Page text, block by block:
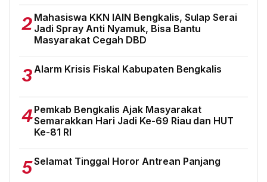
2 Mahasiswa KKN IAIN Bengkalis, Sulap Serai
Jadi Spray Anti Nyamuk, Bisa Bantu
Masyarakat Cegah DBD
3Alarm Krisis Fiskal Kabupaten Bengkalis
4Pemkab Bengkalis Ajak Masyarakat
Semarakkan Hari Jadi Ke-69 Riau dan HUT
Ke-81 RI
5Selamat Tinggal Horor Antrean Panjang